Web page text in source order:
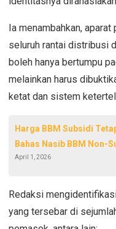
Ia menambahkan,
seluruh rantai distribusi
boleh hanya bertumpu
melainkan harus
ketat dan sistem
Harga BBM Subsidi
Bahas Nasib BBM Non-
April 1, 2026
Redaksi
yang tersebar di